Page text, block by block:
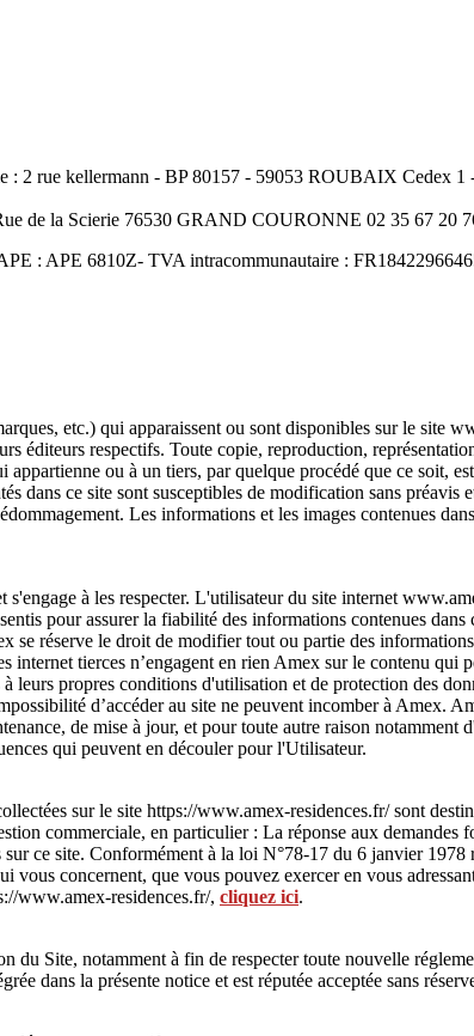
2 rue kellermann - BP 80157 - 59053 ROUBAIX Cedex 1
de la Scierie 76530 GRAND COURONNE 02 35 67 20
: APE 6810Z- TVA intracommunautaire :
etc.) qui apparaissent ou sont disponibles sur le site
éditeurs respectifs. Toute copie, reproduction,
ou à un tiers, par quelque procédé que ce soit,
dans ce site sont susceptibles de modification sans préavis
Les informations et les images contenues
à les respecter. L'utilisateur du site internet
pour assurer la fiabilité des informations contenues
réserve le droit de modifier tout ou partie des
tierces n’engagent en rien Amex sur le contenu qui
leurs propres conditions d'utilisation et de protection des
d’accéder au site ne peuvent incomber à Amex.
de mise à jour, et pour toute autre raison notamment
qui peuvent en découler pour l'Utilisateur.
sur le site https://www.amex-residences.fr/ sont
commerciale, en particulier : La réponse aux demandes
ce site. Conformément à la loi N°78-17 du 6 janvier
vous concernent, que vous pouvez exercer en vous
www.amex-residences.fr/, cliquez ici.
Site, notamment à fin de respecter toute nouvelle
dans la présente notice et est réputée acceptée sans